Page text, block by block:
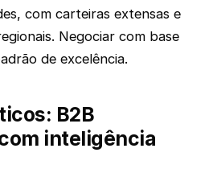
com carteiras extensas e
Negociar com base
de excelência.
B2B
inteligência